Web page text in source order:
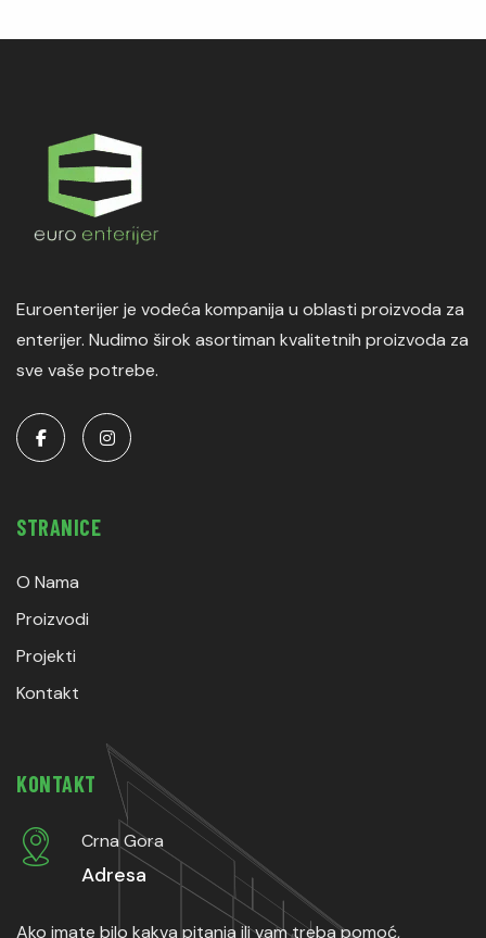
Euroenterijer je vodeća kompanija u oblasti proizvoda za
enterijer. Nudimo širok asortiman kvalitetnih proizvoda za
sve vaše potrebe.
STRANICE
O Nama
Proizvodi
Projekti
Kontakt
KONTAKT
Crna Gora
Adresa
Ako imate bilo kakva pitanja ili vam treba pomoć,